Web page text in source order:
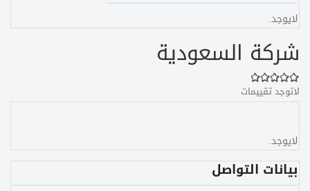
لايوجد.
شركة السعودية
لاتوجد تقييمات
لايوجد.
بيانات التواصل